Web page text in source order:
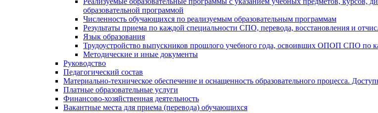
образовательной программой
Численность обучающихся по реализуемым образовательным программам
Результаты приема по каждой специальности СПО, перевода, восстановления и
Язык образования
Трудоустройство выпускников прошлого учебного года, освоивших ОПОП СПО по
Методические и иные документы
Руководство
Педагогический состав
Материально-техническое обеспечение и оснащенность образовательного процесса.
Платные образовательные услуги
Финансово-хозяйственная деятельность
Вакантные места для приема (перевода) обучающихся